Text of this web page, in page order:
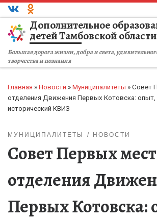
Перейти к содержимому
Дополнительное
детей Тамбовской области
Большая дорога жизни, добра и света,
творчества и познания
Главная » Новости » Муниципалитеты » Совет
отделения Движения Первых Котовска: опыт,
исторический КВИЗ
МУНИЦИПАЛИТЕТЫ НОВОСТИ
Совет Первых
отделения
Первых Котовска: